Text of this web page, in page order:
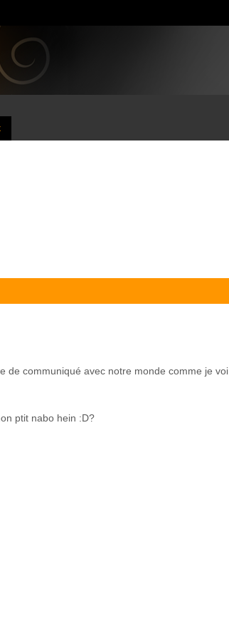
de communiqué avec notre monde comme je voi
ptit nabo hein :D?